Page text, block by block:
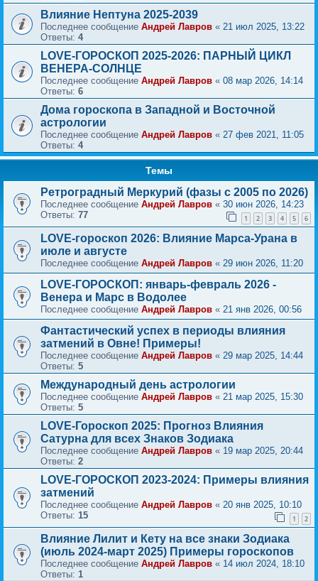
Влияние Нептуна 2025-2039
Последнее сообщение Андрей Лавров « 21 июл 2025, 13:22
Ответы: 4
LOVE-ГОРОСКОП 2025-2026: ПАРНЫЙ ЦИКЛ
ВЕНЕРА-СОЛНЦЕ
Последнее сообщение Андрей Лавров « 08 мар 2026, 14:14
Ответы: 6
Дома гороскопа в Западной и Восточной
астрологии
Последнее сообщение Андрей Лавров « 27 фев 2021, 11:05
Ответы: 4
Темы
Ретроградный Меркурий (фазы с 2005 по 2026)
Последнее сообщение Андрей Лавров « 30 июн 2026, 14:23
Ответы: 77 1 2 3 4 5 6
LOVE-гороскоп 2026: Влияние Марса-Урана в
июле и августе
Последнее сообщение Андрей Лавров « 29 июн 2026, 11:20
LOVE-ГОРОСКОП: январь-февраль 2026 -
Венера и Марс в Водолее
Последнее сообщение Андрей Лавров « 21 янв 2026, 00:56
Фантастический успех в периоды влияния
затмений в Овне! Примеры!
Последнее сообщение Андрей Лавров « 29 мар 2025, 14:44
Ответы: 5
Международный день астрологии
Последнее сообщение Андрей Лавров « 21 мар 2025, 15:30
Ответы: 5
LOVE-Гороскоп 2025: Прогноз Влияния
Сатурна для всех Знаков Зодиака
Последнее сообщение Андрей Лавров « 19 мар 2025, 20:44
Ответы: 2
LOVE-ГОРОСКОП 2023-2024: Примеры влияния
затмений
Последнее сообщение Андрей Лавров « 20 янв 2025, 10:10
Ответы: 15 1 2
Влияние Лилит и Кету на все знаки Зодиака
(июль 2024-март 2025) Примеры гороскопов
Последнее сообщение Андрей Лавров « 14 июл 2024, 18:10
Ответы: 1